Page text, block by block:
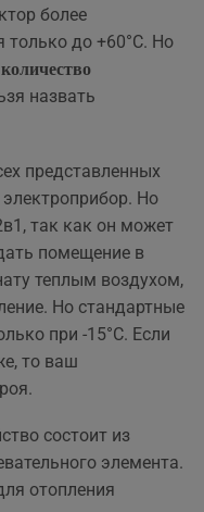
более
только до +60°C. Но
назвать
представленных
Но
так как он может
помещение в
теплым воздухом,
Но стандартные
при -15°C. Если
то ваш
состоит из
элемента.
отопления